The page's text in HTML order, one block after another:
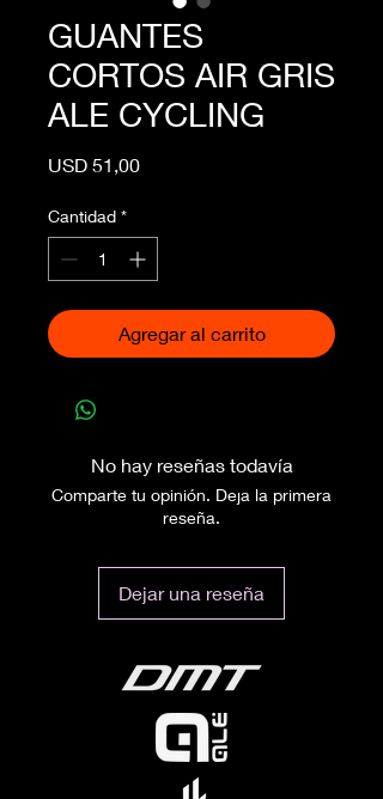
GUANTES
CORTOS AIR GRIS
ALE CYCLING
USD 51,00Precio
Cantidad *
Agregar al carrito
No hay reseñas todavía
Comparte tu opinión. Deja la primera
reseña.
Dejar una reseña